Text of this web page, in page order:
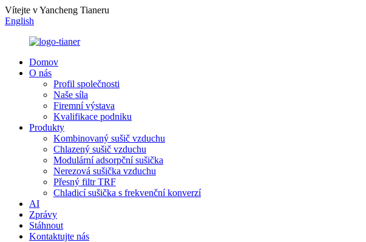
Vítejte v Yancheng Tianeru
English
Domov
O nás
Profil společnosti
Naše síla
Firemní výstava
Kvalifikace podniku
Produkty
Kombinovaný sušič vzduchu
Chlazený sušič vzduchu
Modulární adsorpční sušička
Nerezová sušička vzduchu
Přesný filtr TRF
Chladicí sušička s frekvenční konverzí
AI
Zprávy
Stáhnout
Kontaktujte nás